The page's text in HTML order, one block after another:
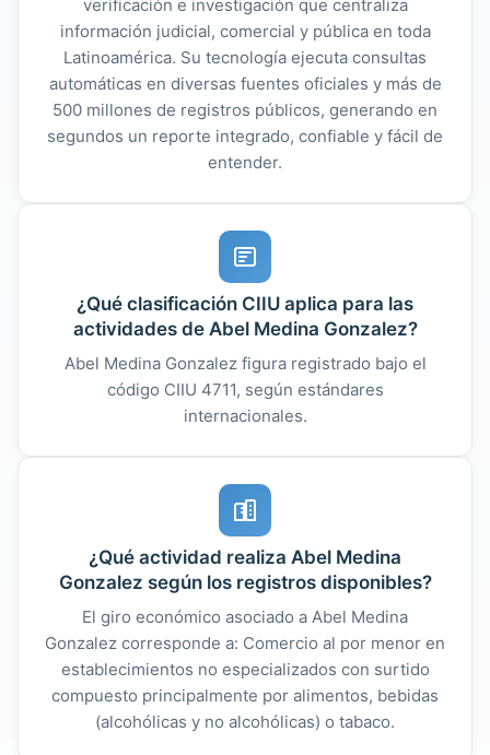
verificación e investigación que centraliza
información judicial, comercial y pública en toda
Latinoamérica. Su tecnología ejecuta consultas
automáticas en diversas fuentes oficiales y más de
500 millones de registros públicos, generando en
segundos un reporte integrado, confiable y fácil de
entender.
¿Qué clasificación CIIU aplica para las
actividades de Abel Medina Gonzalez?
Abel Medina Gonzalez figura registrado bajo el
código CIIU 4711, según estándares
internacionales.
¿Qué actividad realiza Abel Medina
Gonzalez según los registros disponibles?
El giro económico asociado a Abel Medina
Gonzalez corresponde a: Comercio al por menor en
establecimientos no especializados con surtido
compuesto principalmente por alimentos, bebidas
(alcohólicas y no alcohólicas) o tabaco.